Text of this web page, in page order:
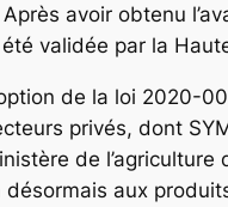
avoir obtenu
validée par la
de la loi 2020-
privés, dont
de
aux